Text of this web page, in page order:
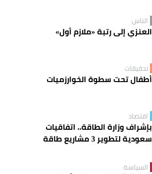
الناس
العنزي إلى رتبة «ملازم أول»
تحقيقات
أطفال تحت سطوة الخوارزميات
اقتصاد
بإشراف وزارة الطاقة.. اتفاقيات
سعودية لتطوير 3 مشاريع طاقة
السياسة